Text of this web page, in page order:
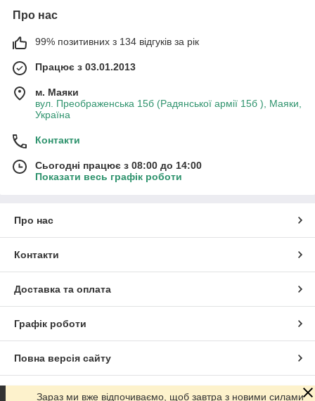
Про нас
99% позитивних з 134 відгуків за рік
Працює з 03.01.2013
м. Маяки
вул. Преображенська 15б (Радянської армії 15б ), Маяки,
Україна
Контакти
Сьогодні працює з 08:00 до 14:00
Показати весь графік роботи
Про нас
Контакти
Доставка та оплата
Графік роботи
Повна версія сайту
Сайт створено на маркетплейсі Prom.ua
Зараз ми вже відпочиваємо, щоб завтра з новими силами